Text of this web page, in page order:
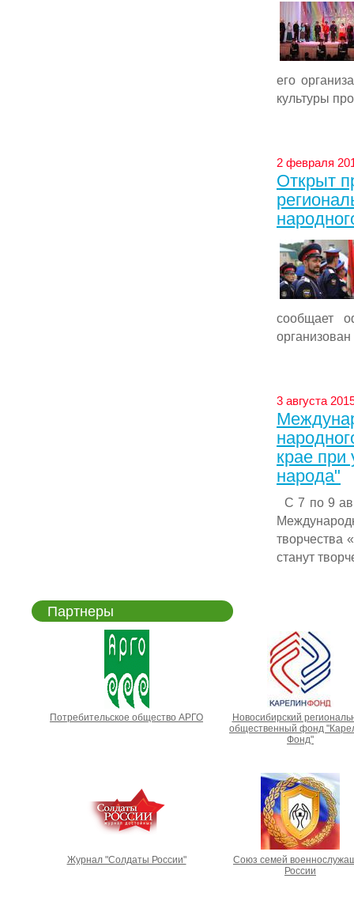
его
культуры
2 февраля
Открыт
сообщает
3 августа
крае при
народа"
С 7 по 9
творчества
станут
Партнеры
Потребительское общество АРГО
Новосибирский
общественный фонд
Фонд"
Журнал "Солдаты России"
Союз семей
России